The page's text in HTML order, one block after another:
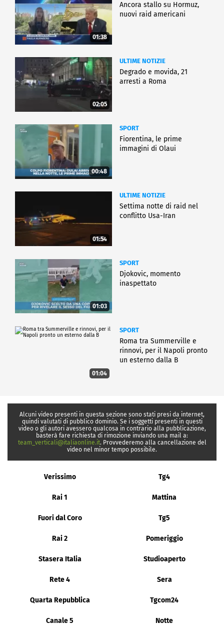
01:38
Ancora stallo su Hormuz,
nuovi raid americani
02:05
ULTIME NOTIZIE
Degrado e movida, 21
arresti a Roma
00:48
SPORT
Fiorentina, le prime
immagini di Olaui
01:54
ULTIME NOTIZIE
Settima notte di raid nel
conflitto Usa-Iran
01:03
SPORT
Djokovic, momento
inaspettato
01:04
SPORT
Roma tra Summerville e
rinnovi, per il Napoli pronto
un esterno dalla B
Alcuni video presenti in questa sezione sono stati presi da internet,
quindi valutati di pubblico dominio. Se i soggetti presenti in questi
video o gli autori avessero qualcosa in contrario alla pubblicazione,
basterà fare richiesta di rimozione inviando una mail a:
team_verticali@italiaonline.it. Provvederemo alla cancellazione del
video nel minor tempo possibile.
Verissimo Tg4
Rai 1 Mattina
Fuori dal Coro Tg5
Rai 2 Pomeriggio
Stasera Italia Studioaperto
Rete 4 Sera
Quarta Repubblica Tgcom24
Canale 5 Notte